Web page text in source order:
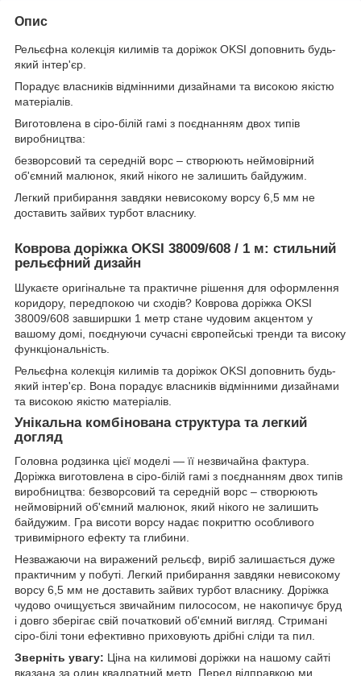
Опис
Рельєфна колекція килимів та доріжок OKSI доповнить будь-
який інтер'єр.
Порадує власників відмінними дизайнами та високою якістю
матеріалів.
Виготовлена ​​в сіро-білій гамі з поєднанням двох типів
виробництва:
безворсовий та середній ворс – створюють неймовірний
об'ємний малюнок, який нікого не залишить байдужим.
Легкий прибирання завдяки невисокому ворсу 6,5 мм не
доставить зайвих турбот власнику.
Коврова доріжка OKSI 38009/608 / 1 м: стильний
рельєфний дизайн
Шукаєте оригінальне та практичне рішення для оформлення
коридору, передпокою чи сходів? Коврова доріжка OKSI
38009/608 завширшки 1 метр стане чудовим акцентом у
вашому домі, поєднуючи сучасні європейські тренди та високу
функціональність.
Рельєфна колекція килимів та доріжок OKSI доповнить будь-
який інтер'єр. Вона порадує власників відмінними дизайнами
та високою якістю матеріалів.
Унікальна комбінована структура та легкий
догляд
Головна родзинка цієї моделі — її незвичайна фактура.
Доріжка виготовлена ​​в сіро-білій гамі з поєднанням двох типів
виробництва: безворсовий та середній ворс – створюють
неймовірний об'ємний малюнок, який нікого не залишить
байдужим. Гра висоти ворсу надає покриттю особливого
тривимірного ефекту та глибини.
Незважаючи на виражений рельєф, виріб залишається дуже
практичним у побуті. Легкий прибирання завдяки невисокому
ворсу 6,5 мм не доставить зайвих турбот власнику. Доріжка
чудово очищується звичайним пилососом, не накопичує бруд
і довго зберігає свій початковий об'ємний вигляд. Стримані
сіро-білі тони ефективно приховують дрібні сліди та пил.
Зверніть увагу: Ціна на килимові доріжки на нашому сайті
вказана за один квадратний метр. Перед відправкою ми